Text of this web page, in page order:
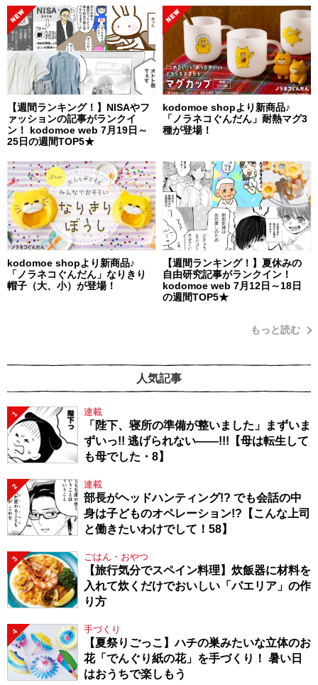
【週間ランキング！】NISAやフ
ァッションの記事がランクイ
ン！ kodomoe web 7月19日～
25日の週間TOP5★
kodomoe shopより新商品♪
「ノラネコぐんだん」耐熱マグ3
種が登場！
kodomoe shopより新商品♪
「ノラネコぐんだん」なりきり
帽子（大、小）が登場！
【週間ランキング！】夏休みの
自由研究記事がランクイン！
kodomoe web 7月12日～18日
の週間TOP5★
もっと読む
人気記事
1 連載
「陛下、寝所の準備が整いました」まずいま
ずいっ!! 逃げられない――!!!【母は転生して
も母でした・8】
2 連載
部長がヘッドハンティング!? でも会話の中
身は子どものオペレーション!?【こんな上司
と働きたいわけでして！58】
3 ごはん・おやつ
【旅行気分でスペイン料理】炊飯器に材料を
入れて炊くだけでおいしい「パエリア」の作
り方
4 手づくり
【夏祭りごっこ】ハチの巣みたいな立体のお
花「でんぐり紙の花」を手づくり！ 暑い日
はおうちで楽しもう